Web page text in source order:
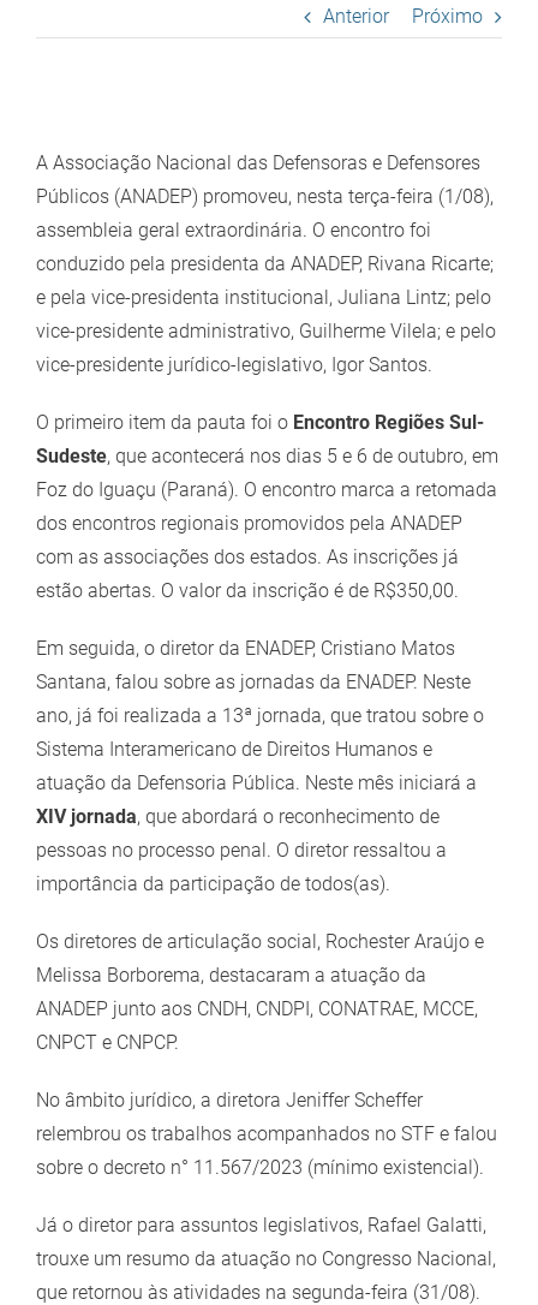
Anterior Próximo
Larger
Image
A Associação Nacional das Defensoras e Defensores
Públicos (ANADEP) promoveu, nesta terça-feira (1/08),
assembleia geral extraordinária. O encontro foi
conduzido pela presidenta da ANADEP, Rivana Ricarte;
e pela vice-presidenta institucional, Juliana Lintz; pelo
vice-presidente administrativo, Guilherme Vilela; e pelo
vice-presidente jurídico-legislativo, Igor Santos.
O primeiro item da pauta foi o Encontro Regiões Sul-
Sudeste, que acontecerá nos dias 5 e 6 de outubro, em
Foz do Iguaçu (Paraná). O encontro marca a retomada
dos encontros regionais promovidos pela ANADEP
com as associações dos estados. As inscrições já
estão abertas. O valor da inscrição é de R$350,00.
Em seguida, o diretor da ENADEP, Cristiano Matos
Santana, falou sobre as jornadas da ENADEP. Neste
ano, já foi realizada a 13ª jornada, que tratou sobre o
Sistema Interamericano de Direitos Humanos e
atuação da Defensoria Pública. Neste mês iniciará a
XIV jornada, que abordará o reconhecimento de
pessoas no processo penal. O diretor ressaltou a
importância da participação de todos(as).
Os diretores de articulação social, Rochester Araújo e
Melissa Borborema, destacaram a atuação da
ANADEP junto aos CNDH, CNDPI, CONATRAE, MCCE,
CNPCT e CNPCP.
No âmbito jurídico, a diretora Jeniffer Scheffer
relembrou os trabalhos acompanhados no STF e falou
sobre o decreto n° 11.567/2023 (mínimo existencial).
Já o diretor para assuntos legislativos, Rafael Galatti,
trouxe um resumo da atuação no Congresso Nacional,
que retornou às atividades na segunda-feira (31/08).